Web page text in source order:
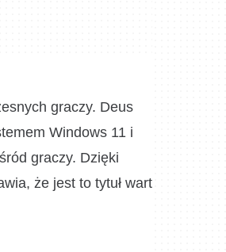
graczy. Deus
Windows 11 i
graczy. Dzięki
że jest to tytuł wart